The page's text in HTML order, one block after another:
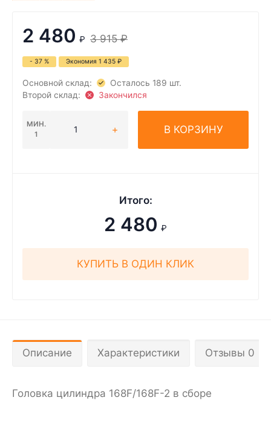
2 480 ₽ 3 915 ₽
- 37 % Экономия 1 435 ₽
Основной склад:
Осталось 189 шт.
Второй склад:
Закончился
МИН.
1
В КОРЗИНУ
Итого:
2 480 ₽
КУПИТЬ В ОДИН КЛИК
Описание Характеристики Отзывы 0
Головка цилиндра 168F/168F-2 в сборе